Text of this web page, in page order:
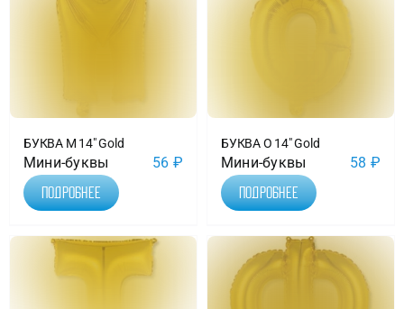
БУКВА М 14″ Gold
Мини-буквы 56 ₽
Подробнее
БУКВА О 14″ Gold
Мини-буквы 58 ₽
Подробнее